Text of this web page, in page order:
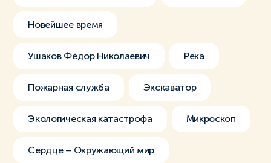
Новейшее время
Ушаков Фёдор Николаевич Река
Пожарная служба Экскаватор
Экологическая катастрофа Микроскоп
Сердце – Окружающий мир